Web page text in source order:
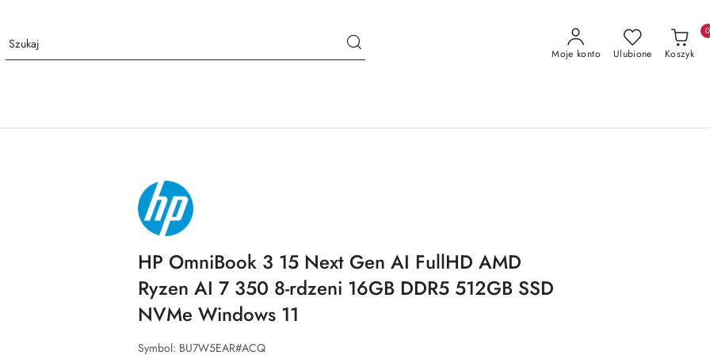
Moje konto Ulubione Koszyk
0
NAZWA
PRODUCENTA:
HP
HP OmniBook 3 15 Next Gen AI FullHD AMD
Ryzen AI 7 350 8-rdzeni 16GB DDR5 512GB SSD
NVMe Windows 11
Symbol: BU7W5EAR#ACQ